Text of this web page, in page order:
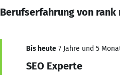
Berufserfahrung von rank
Bis heute 7 Jahre und 5
SEO Experte